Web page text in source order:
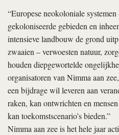
“Europese neokoloniale
gekoloniseerde gebieden en
intensieve landbouw de grond
zwaaien – verwoesten natuur,
houden diepgewortelde
organisatoren van Nimma aan
een bijdrage wil leveren aan
raken, kan ontwrichten en
kan toekomstscenario’s bieden.”
Nimma aan zee is het hele jaar